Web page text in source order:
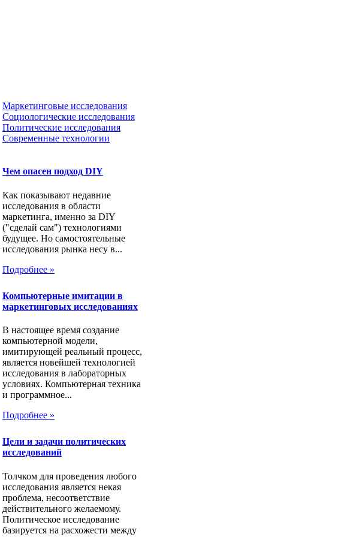
Маркетинговые исследования
Социологические исследования
Политические исследования
Современные технологии
Чем опасен подход DIY
Как показывают недавние
исследования в области
маркетинга, именно за DIY
("сделай сам") технологиями
будущее. Но самостоятельные
исследования рынка несу в...
Подробнее »
Компьютерные имитации в
маркетинговых исследованиях
В настоящее время создание
компьютерной модели,
имитирующей реальный процесс,
является новейшей технологией
исследования в лабораторных
условиях. Компьютерная техника
и программное...
Подробнее »
Цели и задачи политических
исследований
Толчком для проведения любого
исследования является некая
проблема, несоответствие
действительного желаемому.
Политическое исследование
базируется на расхожести между